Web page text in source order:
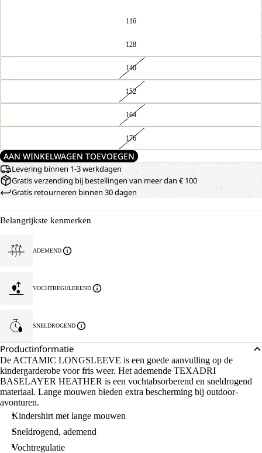
116
128
140
152
164
176
AAN WINKELWAGEN TOEVOEGEN
Levering binnen 1-3 werkdagen
Gratis verzending bij bestellingen van meer dan € 100
Gratis retourneren binnen 30 dagen
Belangrijkste kenmerken
ADEMEND
VOCHTREGULEREND
SNELDROGEND
Productinformatie
De ACTAMIC LONGSLEEVE is een goede aanvulling op de
kindergarderobe voor fris weer. Het ademende TEXADRI
BASELAYER HEATHER is een vochtabsorberend en sneldrogend
materiaal. Lange mouwen bieden extra bescherming bij outdoor-
avonturen.
Kindershirt met lange mouwen
Sneldrogend, ademend
Vochtregulatie